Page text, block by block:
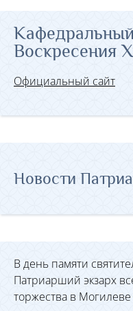
Воскресения
Официальный сайт
Новости
В день памяти
Патриарший экзарх
торжества в Могилеве